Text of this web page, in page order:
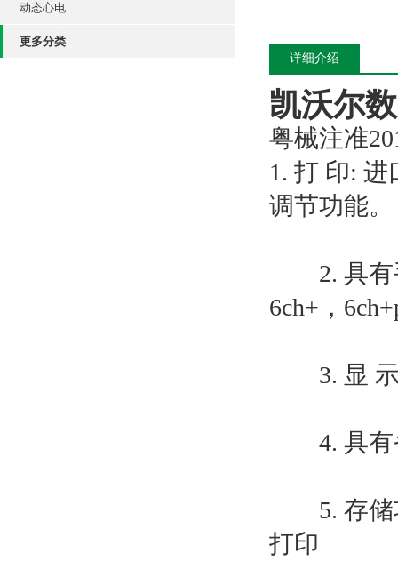
动态心电
更多分类
详细介绍
凯沃尔
粤械注准
1. 打 印:
调节功能。
2. 具有手
6ch+，
3. 显 示
4. 具有省
5. 存储功
打印